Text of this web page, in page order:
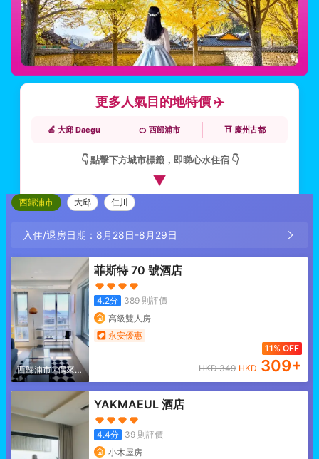
更多人氣目的地特價 ✈️
🍎 大邱 Daegu 🍊 西歸浦市 ⛩️ 慶州古都
👇 點擊下方城市標籤，即睇心水住宿 👇
▼
西歸浦市 大邱 仁川
入住/退房日期： 8月28日-8月29日
西歸浦市·偶來市
場
菲斯特 70 號酒店
4.2分 389則評價
高級雙人房
永安優惠
11% OFF
HKD349 HKD 309+
YAKMAEUL 酒店
4.4分 39則評價
小木屋房